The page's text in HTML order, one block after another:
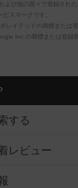
よび他の国々で登録された
スマークです。
レイテッドの商標または登
Inc.の商標または登録商
する
レビュー